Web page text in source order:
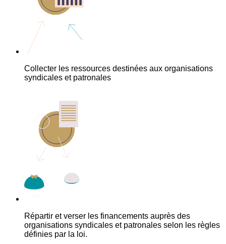
Collecter les ressources destinées aux organisations
syndicales et patronales
Répartir et verser les financements auprès des
organisations syndicales et patronales selon les règles
définies par la loi.